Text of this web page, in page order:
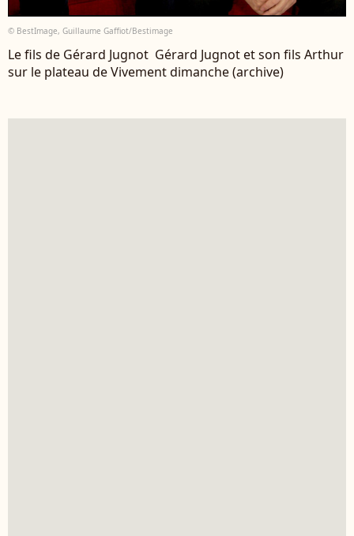
© BestImage, Guillaume Gaffiot/Bestimage
Le fils de Gérard Jugnot Gérard Jugnot et son fils Arthur
sur le plateau de Vivement dimanche (archive)